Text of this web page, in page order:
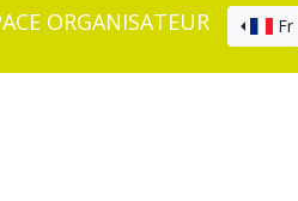
ORGANISATEUR Fr